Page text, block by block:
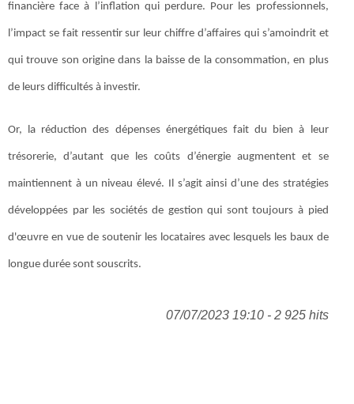
financière face à l’inflation qui perdure. Pour les professionnels,
l’impact se fait ressentir sur leur chiffre d’affaires qui s’amoindrit et
qui trouve son origine dans la baisse de la consommation, en plus
de leurs difficultés à investir.
Or, la réduction des dépenses énergétiques fait du bien à leur
trésorerie, d’autant que les coûts d’énergie augmentent et se
maintiennent à un niveau élevé. Il s’agit ainsi d’une des stratégies
développées par les sociétés de gestion qui sont toujours à pied
d'œuvre en vue de soutenir les locataires avec lesquels les baux de
longue durée sont souscrits.
07/07/2023 19:10 - 2 925 hits